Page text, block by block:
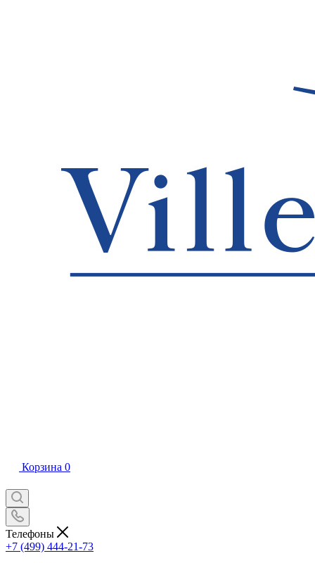
Корзина 0
Телефоны
+7 (499) 444-21-73